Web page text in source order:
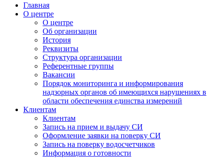
Главная
О центре
О центре
Об организации
История
Реквизиты
Структура организации
Референтные группы
Вакансии
Порядок мониторинга и информирования
надзорных органов об имеющихся нарушениях в
области обеспечения единства измерений
Клиентам
Клиентам
Запись на прием и выдачу СИ
Оформление заявки на поверку СИ
Запись на поверку водосчетчиков
Информация о готовности